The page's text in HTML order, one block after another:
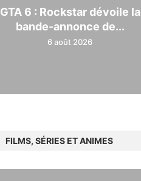
GTA 6 : Rockstar dévoile la
bande-annonce de...
6 août 2026
FILMS, SÉRIES ET ANIMES